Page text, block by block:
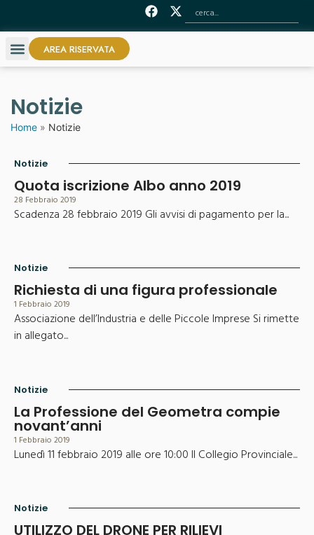
AREA RISERVATA
Notizie
Home » Notizie
Notizie
Quota iscrizione Albo anno 2019
28 Febbraio 2019
Scadenza 28 febbraio 2019 Gli avvisi di pagamento per la...
Notizie
Richiesta di una figura professionale
1 Febbraio 2019
Associazione dell’Industria e delle Piccole Imprese Si rimette
in allegato...
Notizie
La Professione del Geometra compie
novant’anni
1 Febbraio 2019
Lunedì 11 febbraio 2019 alle ore 10:00 Il Collegio Provinciale...
Notizie
UTILIZZO DEL DRONE PER RILIEVI